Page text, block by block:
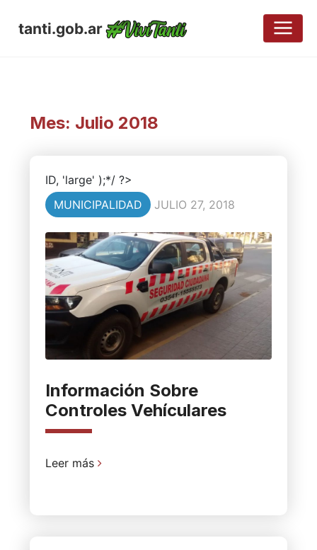
tanti.gob.ar
Mes: Julio 2018
ID, 'large' );*/ ?>
MUNICIPALIDAD
JULIO 27, 2018
Información Sobre
Controles Vehículares
Leer más